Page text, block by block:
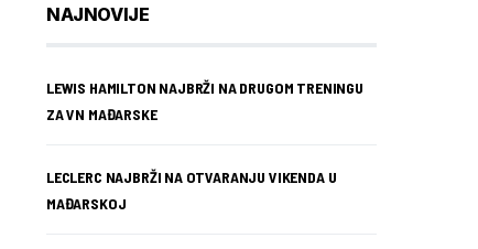
NAJNOVIJE
LEWIS HAMILTON NAJBRŽI NA DRUGOM TRENINGU
ZA VN MAĐARSKE
LECLERC NAJBRŽI NA OTVARANJU VIKENDA U
MAĐARSKOJ